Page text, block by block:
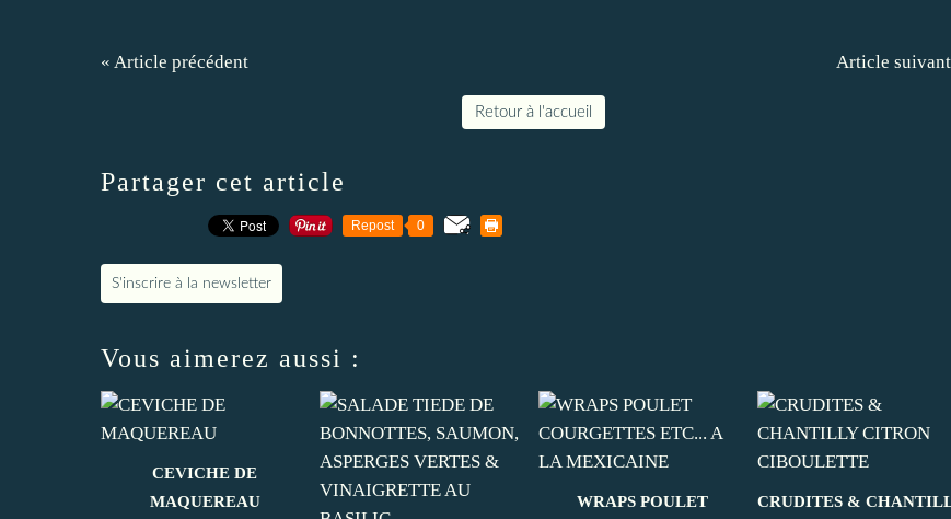
« Article précédent Article
Retour à l'accueil
Partager cet article
Repost 0
S'inscrire à la newsletter
Vous aimerez aussi :
CEVICHE DE
MAQUEREAU
WRAPS POULET
CRUDITES &